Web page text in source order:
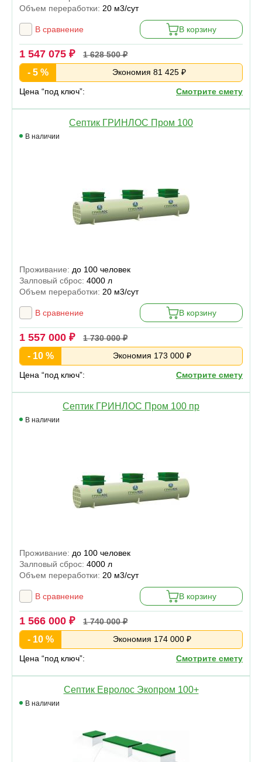
Объем переработки: 20 м3/сут
В сравнение В корзину
1 547 075 ₽ 1 628 500 ₽
- 5 % Экономия 81 425 ₽
Цена “под ключ”: Смотрите смету
Септик ГРИНЛОС Пром 100
В наличии
Проживание: до 100 человек
Залповый сброс: 4000 л
Объем переработки: 20 м3/сут
В сравнение В корзину
1 557 000 ₽ 1 730 000 ₽
- 10 % Экономия 173 000 ₽
Цена “под ключ”: Смотрите смету
Септик ГРИНЛОС Пром 100 пр
В наличии
Проживание: до 100 человек
Залповый сброс: 4000 л
Объем переработки: 20 м3/сут
В сравнение В корзину
1 566 000 ₽ 1 740 000 ₽
- 10 % Экономия 174 000 ₽
Цена “под ключ”: Смотрите смету
Септик Евролос Экопром 100+
В наличии